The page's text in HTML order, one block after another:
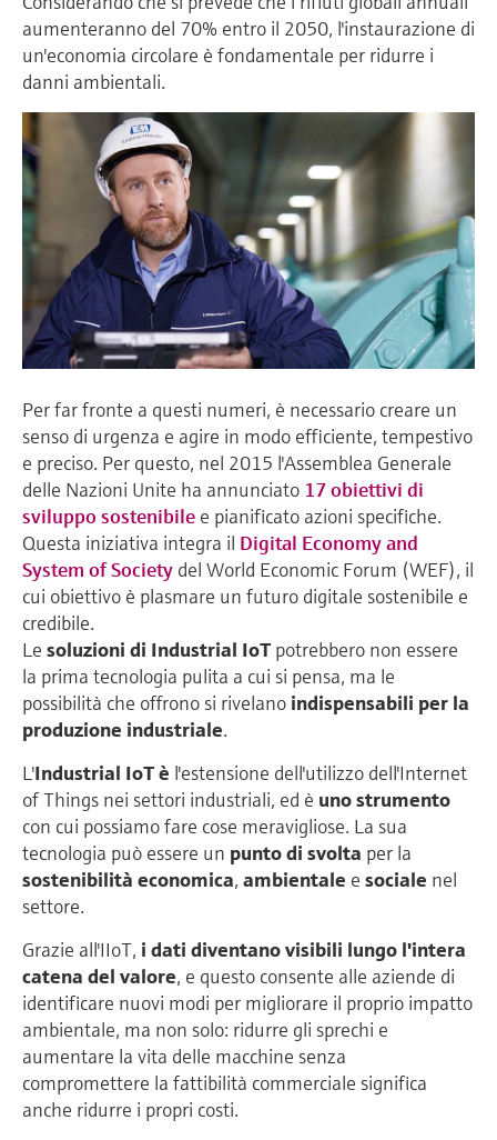
aumenteranno del 70% entro il 2050, l'instaurazione di
un'economia circolare è fondamentale per ridurre i
danni ambientali.
Per far fronte a questi numeri, è necessario creare un
senso di urgenza e agire in modo efficiente, tempestivo
e preciso. Per questo, nel 2015 l'Assemblea Generale
delle Nazioni Unite ha annunciato 17 obiettivi di
sviluppo sostenibile e pianificato azioni specifiche.
Questa iniziativa integra il Digital Economy and
System of Society del World Economic Forum (WEF), il
cui obiettivo è plasmare un futuro digitale sostenibile e
credibile.
Le soluzioni di Industrial IoT potrebbero non essere
la prima tecnologia pulita a cui si pensa, ma le
possibilità che offrono si rivelano indispensabili per la
produzione industriale.
L'Industrial IoT è l'estensione dell'utilizzo dell'Internet
of Things nei settori industriali, ed è uno strumento
con cui possiamo fare cose meravigliose. La sua
tecnologia può essere un punto di svolta per la
sostenibilità economica, ambientale e sociale nel
settore.
Grazie all'IIoT, i dati diventano visibili lungo l'intera
catena del valore, e questo consente alle aziende di
identificare nuovi modi per migliorare il proprio impatto
ambientale, ma non solo: ridurre gli sprechi e
aumentare la vita delle macchine senza
compromettere la fattibilità commerciale significa
anche ridurre i propri costi.